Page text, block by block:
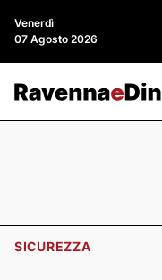
Venerdì
07 Agosto 2026
SICUREZZA